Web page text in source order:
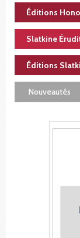
Éditions
Slatkine
Éditions
Nouveautés